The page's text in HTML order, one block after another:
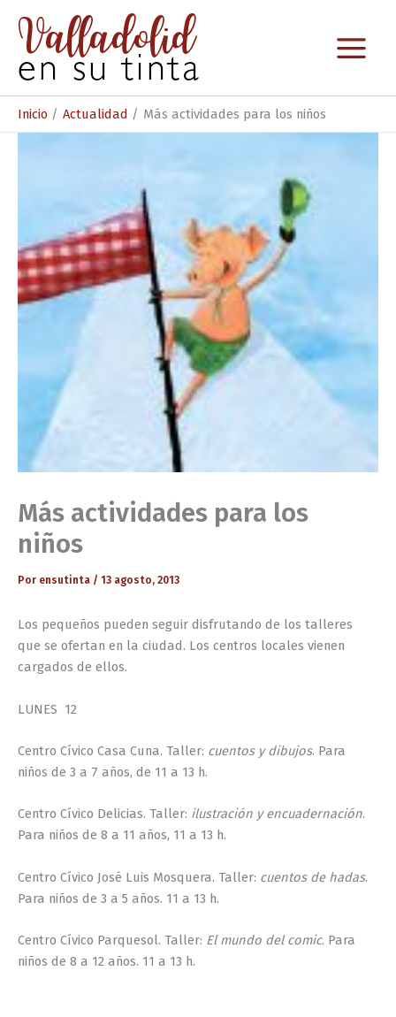
contenido
Inicio Actualidad Más actividades para los niños
Más actividades para los
niños
Por ensutinta / 13 agosto, 2013
Los pequeños pueden seguir disfrutando de los talleres
que se ofertan en la ciudad. Los centros locales vienen
cargados de ellos.
LUNES 12
Centro Cívico Casa Cuna. Taller: cuentos y dibujos. Para
niños de 3 a 7 años, de 11 a 13 h.
Centro Cívico Delicias. Taller: ilustración y encuadernación.
Para niños de 8 a 11 años, 11 a 13 h.
Centro Cívico José Luis Mosquera. Taller: cuentos de hadas.
Para niños de 3 a 5 años. 11 a 13 h.
Centro Cívico Parquesol. Taller: El mundo del comic. Para
niños de 8 a 12 años. 11 a 13 h.